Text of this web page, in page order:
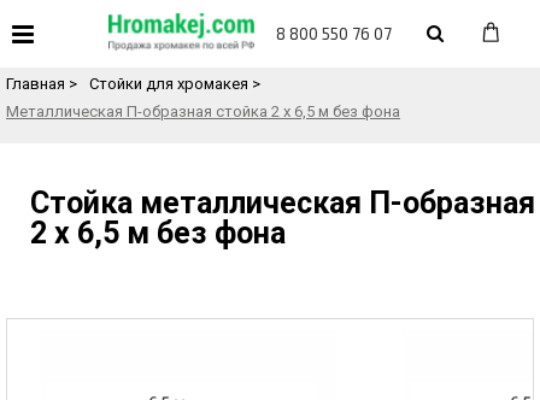
8 800 550 76 07
Назад в каталог товаров
Главная > Стойки для хромакея >
Металлическая П-образная стойка 2 х 6,5 м без фона
Стойка металлическая П-образная
2 х 6,5 м без фона